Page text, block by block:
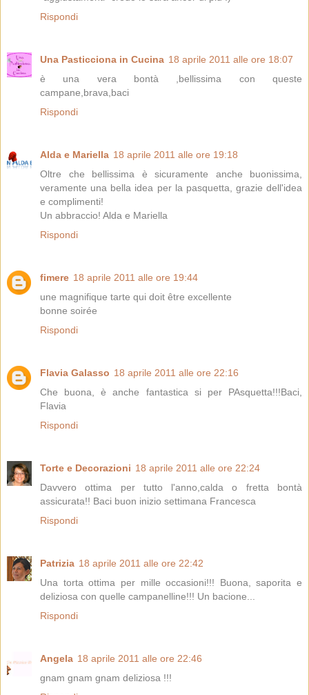
Rispondi
Una Pasticciona in Cucina 18 aprile 2011 alle ore 18:07
è una vera bontà ,bellissima con queste
campane,brava,baci
Rispondi
Alda e Mariella 18 aprile 2011 alle ore 19:18
Oltre che bellissima è sicuramente anche buonissima,
veramente una bella idea per la pasquetta, grazie dell'idea
e complimenti!
Un abbraccio! Alda e Mariella
Rispondi
fimere 18 aprile 2011 alle ore 19:44
une magnifique tarte qui doit être excellente
bonne soirée
Rispondi
Flavia Galasso 18 aprile 2011 alle ore 22:16
Che buona, è anche fantastica si per PAsquetta!!!Baci,
Flavia
Rispondi
Torte e Decorazioni 18 aprile 2011 alle ore 22:24
Davvero ottima per tutto l'anno,calda o fretta bontà
assicurata!! Baci buon inizio settimana Francesca
Rispondi
Patrizia 18 aprile 2011 alle ore 22:42
Una torta ottima per mille occasioni!!! Buona, saporita e
deliziosa con quelle campanelline!!! Un bacione...
Rispondi
Angela 18 aprile 2011 alle ore 22:46
gnam gnam gnam deliziosa !!!